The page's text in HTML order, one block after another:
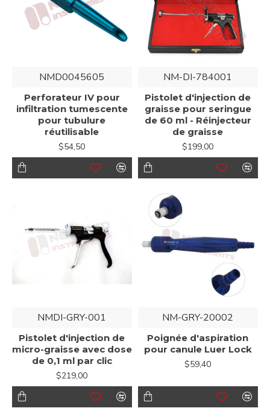
NMD0045605
Perforateur IV pour
infiltration tumescente
pour tubulure
réutilisable
$54,50
NM-DI-784001
Pistolet d'injection de
graisse pour seringue
de 60 ml - Réinjecteur
de graisse
$199,00
NMDI-GRY-001
Pistolet d'injection de
micro-graisse avec dose
de 0,1 ml par clic
$219,00
NM-GRY-20002
Poignée d'aspiration
pour canule Luer Lock
$59,40